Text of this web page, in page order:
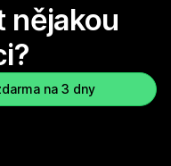
nějakou
na 3 dny